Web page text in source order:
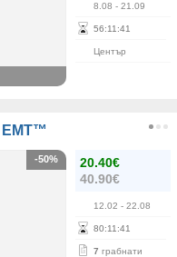
8.08 - 21.09
56:11 :40
Център
EMT™
20.40€
40.90€
12.02 - 22.08
80:11 :40
7 грабнати
-50%